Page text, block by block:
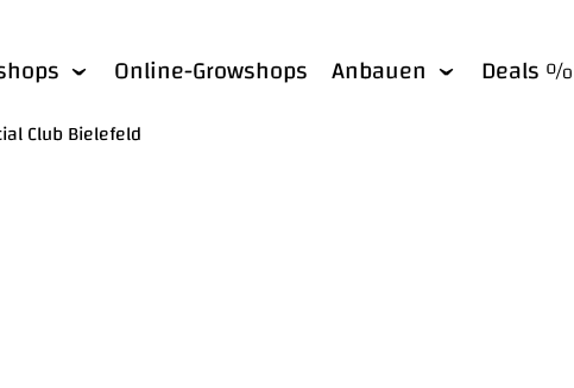
Online-Growshops Anbauen Deals %
Club Bielefeld